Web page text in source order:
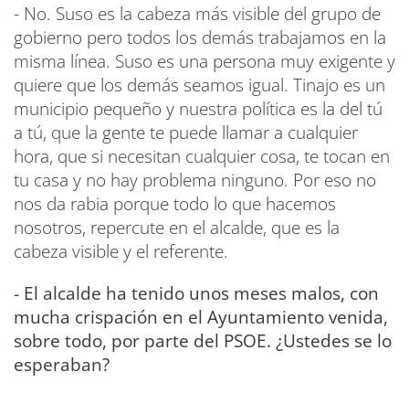
- No. Suso es la cabeza más visible del grupo de
gobierno pero todos los demás trabajamos en la
misma línea. Suso es una persona muy exigente y
quiere que los demás seamos igual. Tinajo es un
municipio pequeño y nuestra política es la del tú
a tú, que la gente te puede llamar a cualquier
hora, que si necesitan cualquier cosa, te tocan en
tu casa y no hay problema ninguno. Por eso no
nos da rabia porque todo lo que hacemos
nosotros, repercute en el alcalde, que es la
cabeza visible y el referente.
- El alcalde ha tenido unos meses malos, con
mucha crispación en el Ayuntamiento venida,
sobre todo, por parte del PSOE. ¿Ustedes se lo
esperaban?